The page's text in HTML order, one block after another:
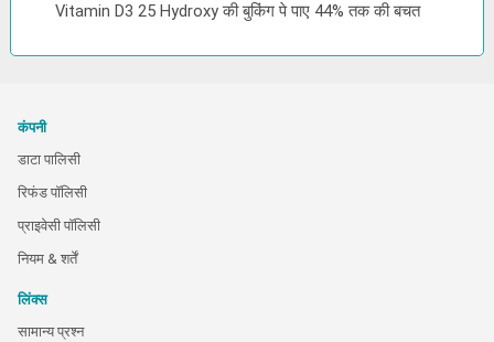
Vitamin D3 25 Hydroxy की बुकिंग पे पाए 44% तक की बचत
कंपनी
डाटा पालिसी
रिफंड पॉलिसी
प्राइवेसी पॉलिसी
नियम & शर्तें
लिंक्स
सामान्य प्रश्न